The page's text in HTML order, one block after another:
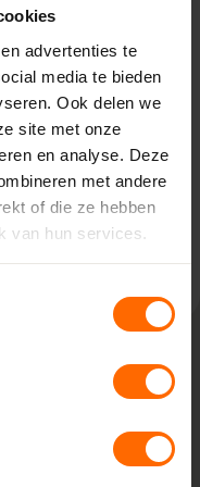
advertenties te
media te bieden
Ook delen we
site met onze
en analyse. Deze
met andere
of die ze hebben
van hun services.
onze eigen
dat doe je bij